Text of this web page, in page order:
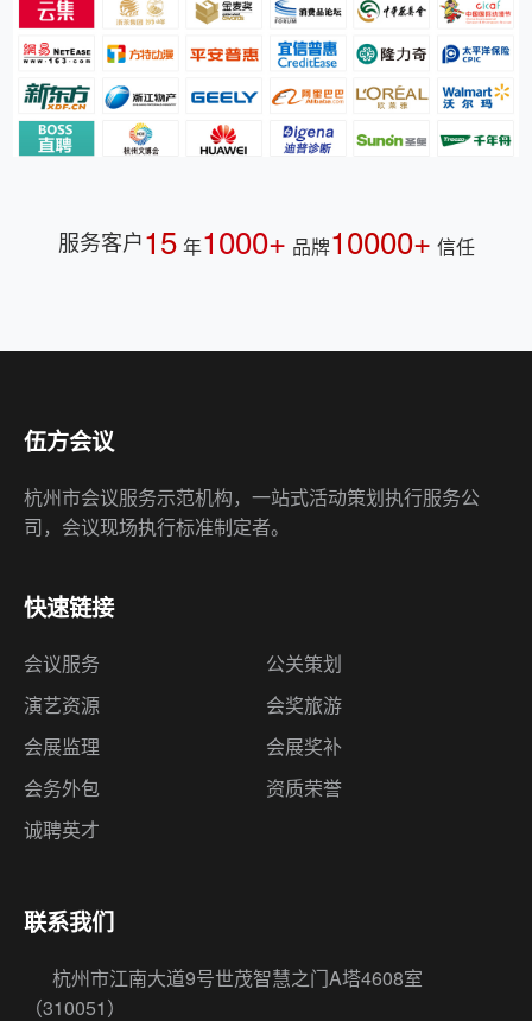
服务客户15 年1000+ 品牌10000+ 信任
伍方会议
杭州市会议服务示范机构，一站式活动策划执行服务公
司，会议现场执行标准制定者。
快速链接
会议服务
公关策划
演艺资源
会奖旅游
会展监理
会展奖补
会务外包
资质荣誉
诚聘英才
联系我们
杭州市江南大道9号世茂智慧之门A塔4608室
（310051）